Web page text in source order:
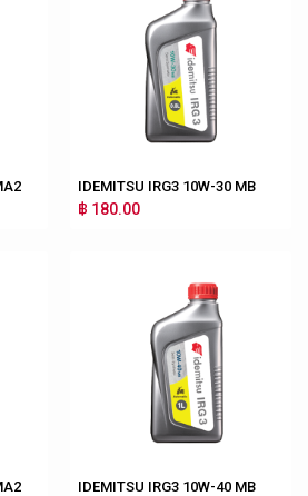
IDEMITSU IRG3 10W-30 MB
฿ 180.00
IDEMITSU IRG3 10W-40 MB